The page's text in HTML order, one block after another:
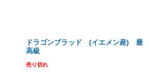
ドラゴンブラッド (イエメン産) 最
高級
売り切れ